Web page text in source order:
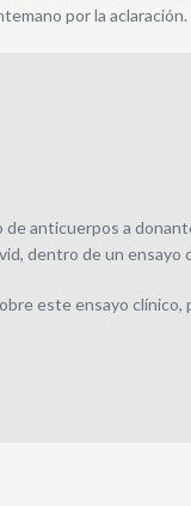
por la aclaración.
anticuerpos a
dentro de un ensayo
este ensayo